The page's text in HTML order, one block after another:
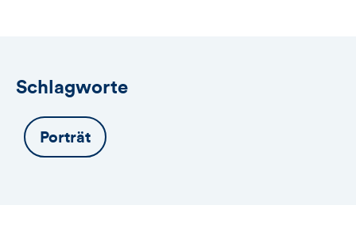
Schlagworte
Porträt